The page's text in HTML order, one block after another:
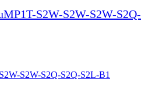
S2W-S2W-S2W-S2Q-
S2W-S2Q-S2Q-S2L-B1